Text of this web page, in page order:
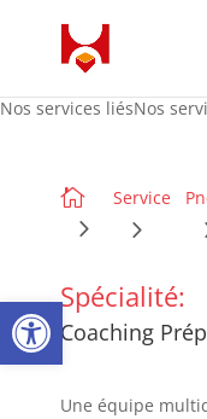
Ouvrir la barre d’outils
Nos services liésNos
 Service
Spécialité:
Coaching
Une équipe